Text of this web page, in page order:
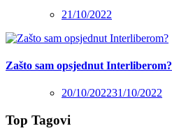
21/10/2022
Zašto sam opsjednut Interliberom?
20/10/202231/10/2022
Top Tagovi